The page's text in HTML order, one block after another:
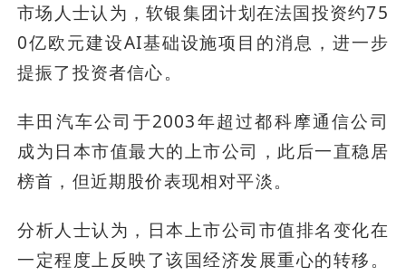
市场人士认为，软银集团计划在法国投资约75
0亿欧元建设AI基础设施项目的消息，进一步
提振了投资者信心。
丰田汽车公司于2003年超过都科摩通信公司
成为日本市值最大的上市公司，此后一直稳居
榜首，但近期股价表现相对平淡。
分析人士认为，日本上市公司市值排名变化在
一定程度上反映了该国经济发展重心的转移。